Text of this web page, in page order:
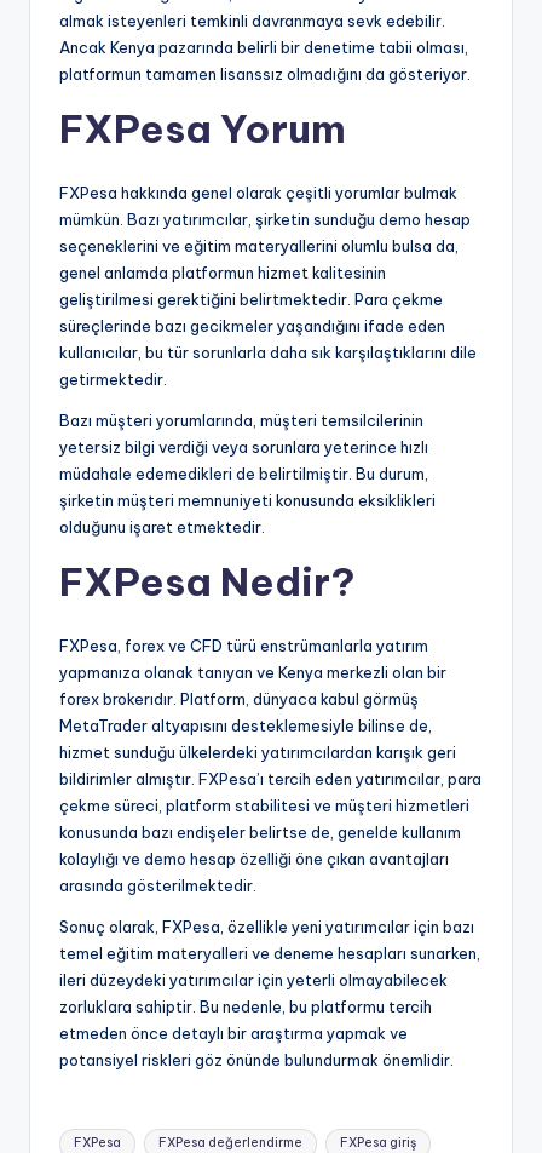
almak isteyenleri temkinli davranmaya sevk edebilir.
Ancak Kenya pazarında belirli bir denetime tabii olması,
platformun tamamen lisanssız olmadığını da gösteriyor.
FXPesa Yorum
FXPesa hakkında genel olarak çeşitli yorumlar bulmak
mümkün. Bazı yatırımcılar, şirketin sunduğu demo hesap
seçeneklerini ve eğitim materyallerini olumlu bulsa da,
genel anlamda platformun hizmet kalitesinin
geliştirilmesi gerektiğini belirtmektedir. Para çekme
süreçlerinde bazı gecikmeler yaşandığını ifade eden
kullanıcılar, bu tür sorunlarla daha sık karşılaştıklarını dile
getirmektedir.
Bazı müşteri yorumlarında, müşteri temsilcilerinin
yetersiz bilgi verdiği veya sorunlara yeterince hızlı
müdahale edemedikleri de belirtilmiştir. Bu durum,
şirketin müşteri memnuniyeti konusunda eksiklikleri
olduğunu işaret etmektedir.
FXPesa Nedir?
FXPesa, forex ve CFD türü enstrümanlarla yatırım
yapmanıza olanak tanıyan ve Kenya merkezli olan bir
forex brokerıdır. Platform, dünyaca kabul görmüş
MetaTrader altyapısını desteklemesiyle bilinse de,
hizmet sunduğu ülkelerdeki yatırımcılardan karışık geri
bildirimler almıştır. FXPesa’ı tercih eden yatırımcılar, para
çekme süreci, platform stabilitesi ve müşteri hizmetleri
konusunda bazı endişeler belirtse de, genelde kullanım
kolaylığı ve demo hesap özelliği öne çıkan avantajları
arasında gösterilmektedir.
Sonuç olarak, FXPesa, özellikle yeni yatırımcılar için bazı
temel eğitim materyalleri ve deneme hesapları sunarken,
ileri düzeydeki yatırımcılar için yeterli olmayabilecek
zorluklara sahiptir. Bu nedenle, bu platformu tercih
etmeden önce detaylı bir araştırma yapmak ve
potansiyel riskleri göz önünde bulundurmak önemlidir.
Tags:
FXPesa FXPesa değerlendirme FXPesa giriş